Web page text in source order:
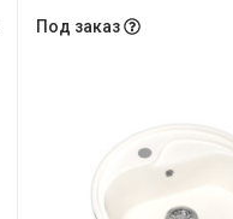
Под заказ